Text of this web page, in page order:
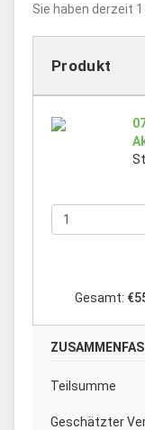
Sie haben derzeit
Produkt
Gesamt:
Teilsumme
Geschätzter